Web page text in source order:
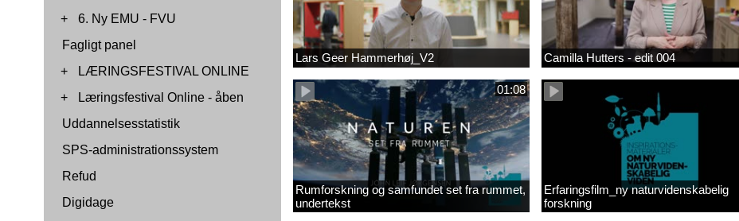
+
6. Ny EMU - FVU
Fagligt panel
+
LÆRINGSFESTIVAL ONLINE
+
Læringsfestival Online - åben
Uddannelsesstatistik
SPS-administrationssystem
Refud
Digidage
Lars Geer Hammerhøj_V2 Camilla Hutters - edit 004
01:08
Rumforskning og samfundet set fra rummet,
undertekst
Erfaringsfilm_ny naturvidenskabelig
forskning